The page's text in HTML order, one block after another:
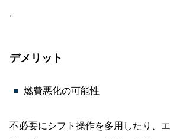
。
デメリット
燃費悪化の可能性
不必要にシフト操作を多用したり、